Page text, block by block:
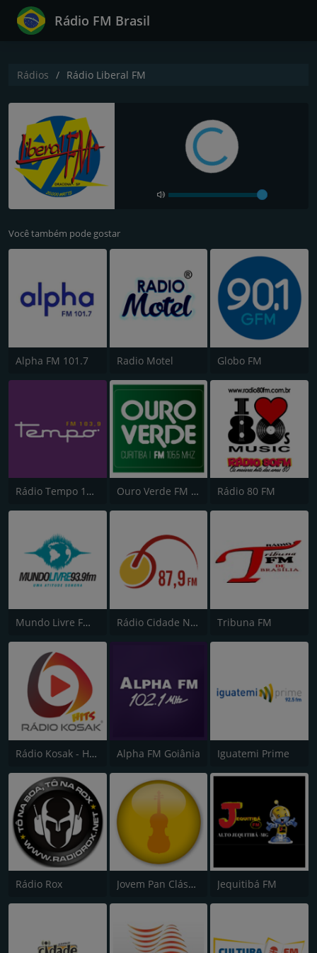
Rádio FM Brasil
Rádios Rádio Liberal FM
Você também pode gostar
Alpha FM 101.7 Radio Motel Globo FM
Rádio Tempo 103.9 FM Ouro Verde FM Easy Rádio 80 FM
Mundo Livre FM Curitiba Rádio Cidade Nova FM 87.9 Tribuna FM
Rádio Kosak - Hits Alpha FM Goiânia Iguatemi Prime
Rádio Rox Jovem Pan Clássica Jequitibá FM